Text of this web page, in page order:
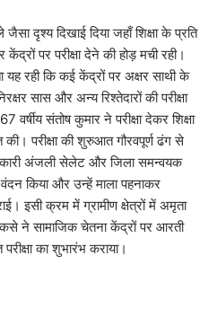
जैसा दृश्य दिखाई दिया जहाँ शिक्षा के प्रति
पर परीक्षा देने की होड़ मची रही।
रही कि कई केंद्रों पर अक्षर साथी के
सास और अन्य रिश्तेदारों की परीक्षा
संतोष कुमार ने परीक्षा देकर शिक्षा
परीक्षा की शुरुआत गौरवपूर्ण ढंग से
अंजली सेलेट और जिला समन्वयक
वंदन किया और उन्हें माला पहनाकर
इसी क्रम में ग्रामीण क्षेत्रों में अमृता
ने सामाजिक चेतना केंद्रों पर आरती
का शुभारंभ कराया।